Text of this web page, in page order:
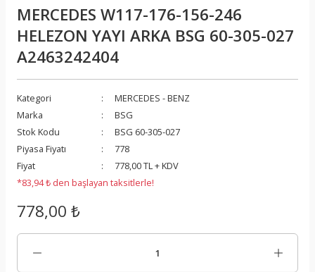
MERCEDES W117-176-156-246
HELEZON YAYI ARKA BSG 60-305-027
A2463242404
Kategori
MERCEDES - BENZ
Marka
BSG
Stok Kodu
BSG 60-305-027
Piyasa Fiyatı
778
Fiyat
778,00 TL + KDV
*83,94 ₺ den başlayan taksitlerle!
778,00 ₺